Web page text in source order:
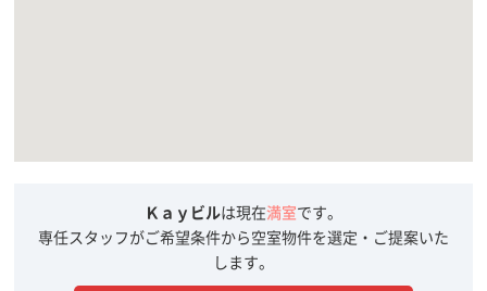
Ｋａｙビルは現在満室です。
専任スタッフがご希望条件から空室物件を選定・ご提案いた
します。